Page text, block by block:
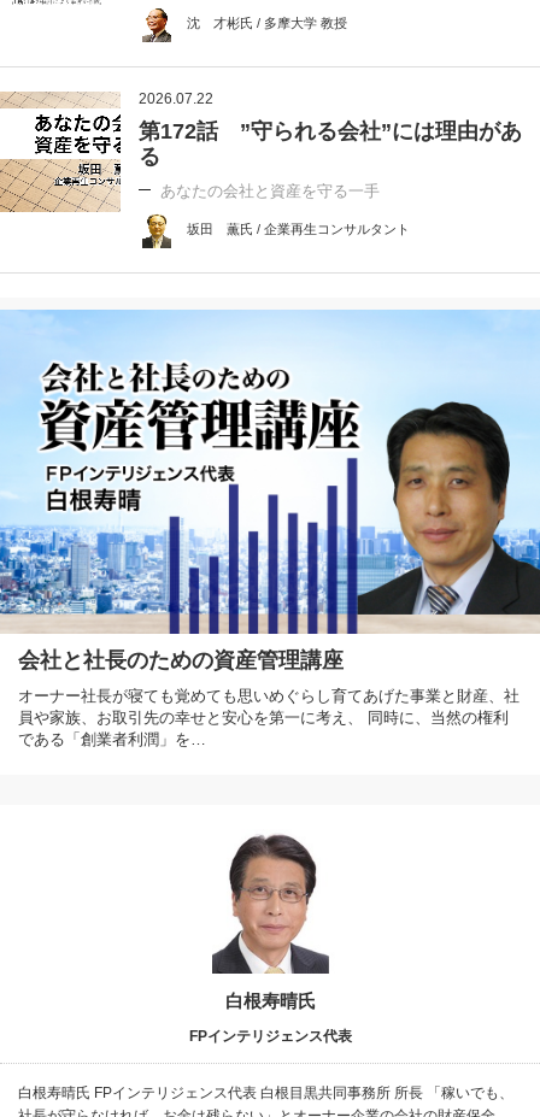
沈 才彬氏 / 多摩大学 教授
2026.07.22
第172話 ”守られる会社”には理由があ
る
あなたの会社と資産を守る一手
坂田 薫氏 / 企業再生コンサルタント
会社と社長のための資産管理講座
オーナー社長が寝ても覚めても思いめぐらし育てあげた事業と財産、社
員や家族、お取引先の幸せと安心を第一に考え、 同時に、当然の権利
である「創業者利潤」を…
白根寿晴氏
FPインテリジェンス代表
白根寿晴氏 FPインテリジェンス代表 白根目黒共同事務所 所長 「稼いでも、